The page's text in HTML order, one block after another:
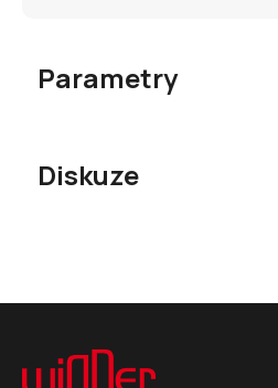
Parametry
Diskuze
Z